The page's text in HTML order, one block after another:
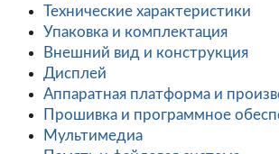
Технические характеристики
Упаковка и комплектация
Внешний вид и конструкция
Дисплей
Аппаратная платформа и
Прошивка и программное
Мультимедиа